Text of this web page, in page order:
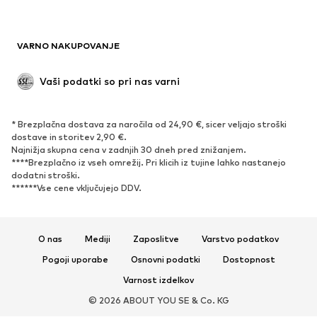
'Upcycling'
Novo
Superge
Gležnjarji
Čevlji z visoko peto
Sandali
Nizki natikači
Copati
Ekskluzivno
VARNO NAKUPOVANJE
Vaši podatki so pri nas varni
* Brezplačna dostava za naročila od 24,90 €, sicer veljajo stroški
dostave in storitev 2,90 €.
Najnižja skupna cena v zadnjih 30 dneh pred znižanjem.
****Brezplačno iz vseh omrežij. Pri klicih iz tujine lahko nastanejo
dodatni stroški.
******Vse cene vključujejo DDV.
O nas Mediji Zaposlitve
Varstvo podatkov
Pogoji uporabe
Osnovni podatki
Dostopnost
Varnost izdelkov
© 2026 ABOUT YOU SE & Co. KG